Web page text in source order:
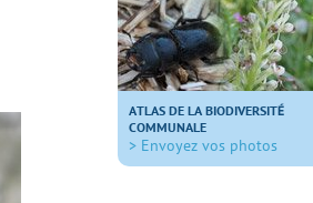
ATLAS DE LA BIODIVERSITÉ
COMMUNALE
> Envoyez vos photos